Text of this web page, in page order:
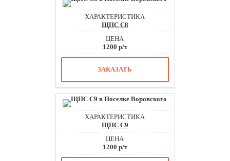
ЩПС С8
1200 р/т
ЗАКАЗАТЬ
ЩПС С9
1200 р/т